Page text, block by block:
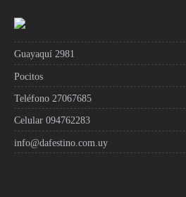
Guayaquí 2981
Pocitos
Teléfono 27067685
Celular 094762283
info@dafestino.com.uy